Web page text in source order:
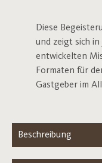
Diese
und zeigt sich
entwickelten
Formaten für
Gastgeber im
Beschreibung